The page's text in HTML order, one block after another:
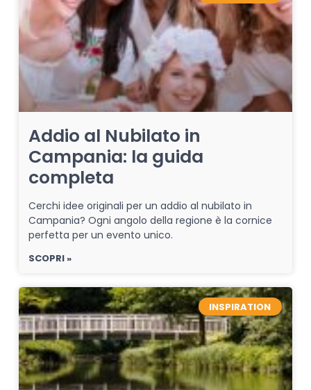
Addio al Nubilato in
Campania: la guida
completa
Cerchi idee originali per un addio al nubilato in
Campania? Ogni angolo della regione è la cornice
perfetta per un evento unico.
SCOPRI »
INSPIRATION